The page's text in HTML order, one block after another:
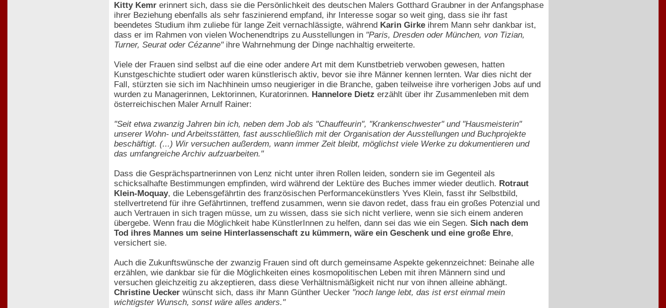
Kitty Kemr erinnert sich, dass sie die Persönlichkeit des deutschen Malers Gotthard Graubner in der Anfangsphase
ihrer Beziehung ebenfalls als sehr faszinierend empfand, ihr Interesse sogar so weit ging, dass sie ihr fast
beendetes Studium ihm zuliebe für lange Zeit vernachlässigte, während Karin Girke ihrem Mann sehr dankbar ist,
dass er im Rahmen von vielen Wochenendtrips zu Ausstellungen in "Paris, Dresden oder München, von Tizian,
Turner, Seurat oder Cézanne"ihre Wahrnehmung der Dinge nachhaltig erweiterte.
Viele der Frauen sind selbst auf die eine oder andere Art mit dem Kunstbetrieb verwoben gewesen, hatten
Kunstgeschichte studiert oder waren künstlerisch aktiv, bevor sie ihre Männer kennen lernten. War dies nicht der
Fall, stürzten sie sich im Nachhinein umso neugieriger in die Branche, gaben teilweise ihre vorherigen Jobs auf und
wurden zu Managerinnen, Lektorinnen, Kuratorinnen. Hannelore Dietz erzählt über ihr Zusammenleben mit dem
österreichischen Maler Arnulf Rainer:
"Seit etwa zwanzig Jahren bin ich, neben dem Job als "Chauffeurin", "Krankenschwester" und "Hausmeisterin"
unserer Wohn- und Arbeitsstätten, fast ausschließlich mit der Organisation der Ausstellungen und Buchprojekte
beschäftigt. (...) Wir versuchen außerdem, wann immer Zeit bleibt, möglichst viele Werke zu dokumentieren und
das umfangreiche Archiv aufzuarbeiten."
Dass die Gesprächspartnerinnen von Lenz nicht unter ihren Rollen leiden, sondern sie im Gegenteil als
schicksalhafte Bestimmungen empfinden, wird während der Lektüre des Buches immer wieder deutlich. Rotraut
Klein-Moquay, die Lebensgefährtin des französischen Performancekünstlers Yves Klein, fasst ihr Selbstbild,
stellvertretend für ihre Gefährtinnen, treffend zusammen, wenn sie davon redet, dass frau ein großes Potenzial und
auch Vertrauen in sich tragen müsse, um zu wissen, dass sie sich nicht verliere, wenn sie sich einem anderen
übergebe. Wenn frau die Möglichkeit habe KünstlerInnen zu helfen, dann sei das wie ein Segen. Sich nach dem
Tod ihres Mannes um seine Hinterlassenschaft zu kümmern, wäre ein Geschenk und eine große Ehre,
versichert sie.
Auch die Zukunftswünsche der zwanzig Frauen sind oft durch gemeinsame Aspekte gekennzeichnet: Beinahe alle
erzählen, wie dankbar sie für die Möglichkeiten eines kosmopolitischen Leben mit ihren Männern sind und
versuchen gleichzeitig zu akzeptieren, dass diese Verhältnismäßigkeit nicht nur von ihnen alleine abhängt.
Christine Uecker wünscht sich, dass ihr Mann Günther Uecker "noch lange lebt, das ist erst einmal mein
wichtigster Wunsch, sonst wäre alles anders."